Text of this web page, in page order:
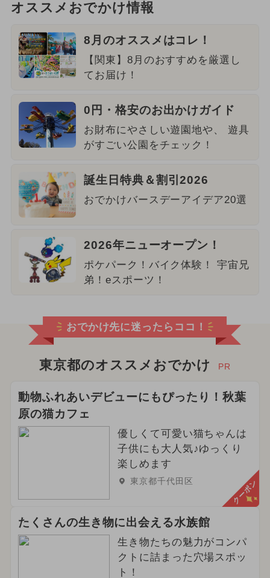
オススメおでかけ情報
8月のオススメはコレ！
【関東】8月のおすすめを厳選し
てお届け！
0円・格安のお出かけガイド
お財布にやさしい遊園地や、 遊具
がすごい公園をチェック！
誕生日特典＆割引2026
おでかけバースデーアイデア20選
2026年ニューオープン！
ポケパーク！バイク体験！ 宇宙兄
弟！eスポーツ！
おでかけ先に迷ったらココ！
東京都のオススメおでかけ PR
動物ふれあいデビューにもぴったり！秋葉
原の猫カフェ
優しくて可愛い猫ちゃんは
子供にも大人気♪ゆっくり
楽しめます
東京都千代田区 クーポン
たくさんの生き物に出会える水族館
生き物たちの魅力がコンパ
クトに詰まった穴場スポッ
ト！